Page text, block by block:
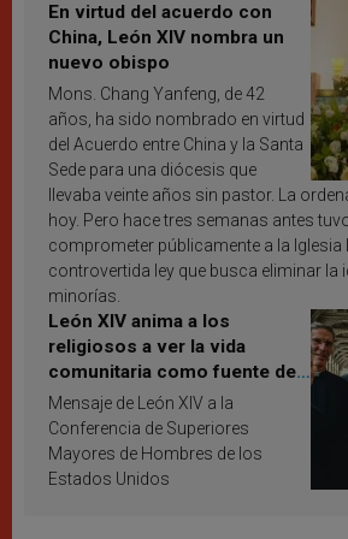
En virtud del acuerdo con
China, León XIV nombra un
nuevo obispo
Mons. Chang Yanfeng, de 42
años, ha sido nombrado en virtud
del Acuerdo entre China y la Santa
Sede para una diócesis que
llevaba veinte años sin pastor. La
hoy. Pero hace tres semanas antes
comprometer públicamente a la Iglesia
controvertida ley que busca eliminar la
minorías.
León XIV anima a los
religiosos a ver la vida
comunitaria como fuente de
inspiración y santificación
Mensaje de León XIV a la
Conferencia de Superiores
Mayores de Hombres de los
Estados Unidos